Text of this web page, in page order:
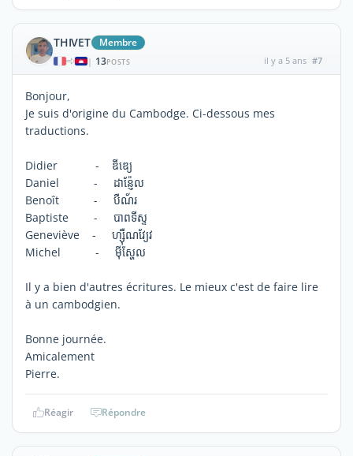
THIVET Membre
| 13POSTS il y a 5 ans #7
Bonjour,
Je suis d'origine du Cambodge. Ci-dessous mes
traductions.
Didier - ឌីឌ្យេ
Daniel - ដាន្ញ៉ែល
Benoît - បឺណ័រ
Baptiste - បាពទីស្ទ
Geneviève - ហ្ស៊ឺណវ្យែវ
Michel - ម៉ីស្ហែល
Il y a bien d'autres écritures. Le mieux c'est de faire lire
à un cambodgien.
Bonne journée.
Amicalement
Pierre.
Réagir Répondre